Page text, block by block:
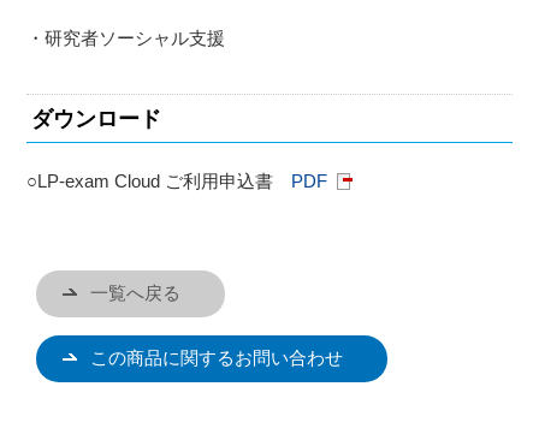
・研究者ソーシャル支援
ダウンロード
○LP-exam Cloud ご利用申込書 PDF
一覧へ戻る
この商品に関するお問い合わせ